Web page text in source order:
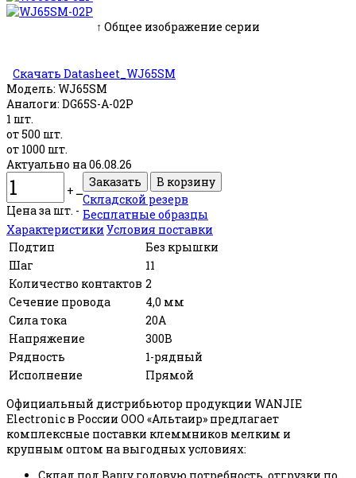
↑ Общее изображение серии
Скачать Datasheet_WJ65SM
Модель: WJ65SM
Аналоги: DG65S-A-02P
1 шт.
от 500 шт.
от 1000 шт.
Актуально на 06.08.26
+ ــ
Цена за шт. -
Складской резерв
Бесплатные образцы
Характеристики Условия поставки
Подтип
Без крышки
Шаг
11
Количество контактов 2
Сечение провода
4,0 мм
Сила тока
20А
Напряжение
300В
Рядность
1-рядный
Исполнение
Прямой
Официальный дистрибьютор продукции WANJIE
Electronic в России ООО «Альтаир» предлагает
комплексные поставки клеммников мелким и
крупным оптом на выгодных условиях:
Склад под Вашу годовую потребность, отгрузки по